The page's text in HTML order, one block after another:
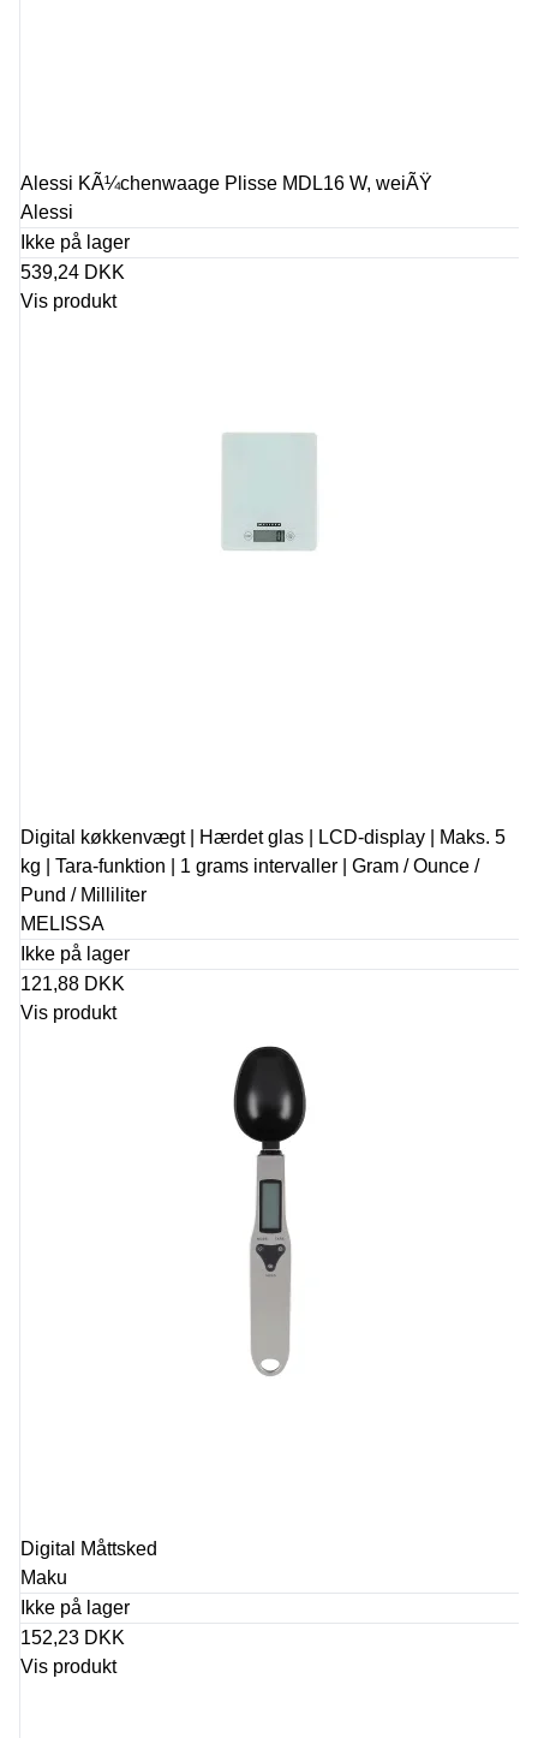
Alessi KÃ¼chenwaage Plisse MDL16 W, weiÃŸ
Alessi
Ikke på lager
539,24 DKK
Vis produkt
Digital køkkenvægt | Hærdet glas | LCD-display | Maks. 5
kg | Tara-funktion | 1 grams intervaller | Gram / Ounce /
Pund / Milliliter
MELISSA
Ikke på lager
121,88 DKK
Vis produkt
Digital Måttsked
Maku
Ikke på lager
152,23 DKK
Vis produkt